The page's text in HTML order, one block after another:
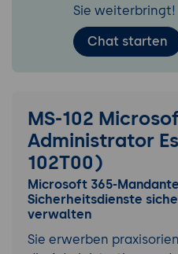
Sie weiterbringt!
Chat starten
MS-102
Administrator
102T00)
Microsoft 365-
Sicherheitsdienste
verwalten
Sie erwerben